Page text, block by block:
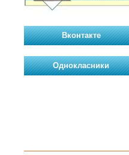
Вконтакте
Однокласники